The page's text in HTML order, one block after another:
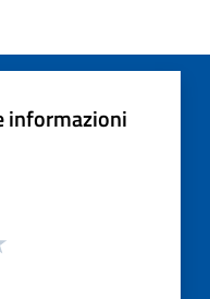
informazioni